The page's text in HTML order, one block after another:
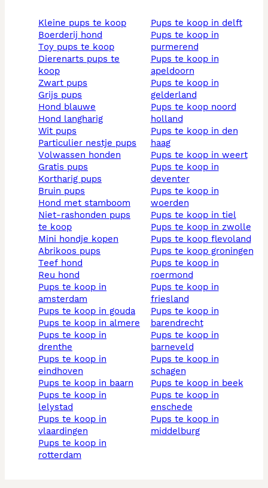
kleine pups te koop
boerderij hond
toy pups te koop
dierenarts pups te
koop
zwart pups
grijs pups
hond blauwe
hond langharig
wit pups
particulier nestje pups
volwassen honden
gratis pups
kortharig pups
bruin pups
hond met stamboom
niet-rashonden pups
te koop
mini hondje kopen
abrikoos pups
teef hond
reu hond
pups te koop in
amsterdam
pups te koop in gouda
pups te koop in almere
pups te koop in
drenthe
pups te koop in
eindhoven
pups te koop in baarn
pups te koop in
lelystad
pups te koop in
vlaardingen
pups te koop in
rotterdam
pups te koop in delft
pups te koop in
purmerend
pups te koop in
apeldoorn
pups te koop in
gelderland
pups te koop noord
holland
pups te koop in den
haag
pups te koop in weert
pups te koop in
deventer
pups te koop in
woerden
pups te koop in tiel
pups te koop in zwolle
pups te koop flevoland
pups te koop groningen
pups te koop in
roermond
pups te koop in
friesland
pups te koop in
barendrecht
pups te koop in
barneveld
pups te koop in
schagen
pups te koop in beek
pups te koop in
enschede
pups te koop in
middelburg